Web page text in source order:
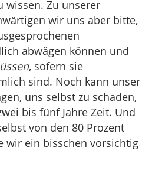
wissen. Zu unserer
wir uns aber bitte,
abwägen können und
, sofern sie
sind. Noch kann unser
uns selbst zu schaden,
bis fünf Jahre Zeit. Und
von den 80 Prozent
wir ein bisschen vorsichtig